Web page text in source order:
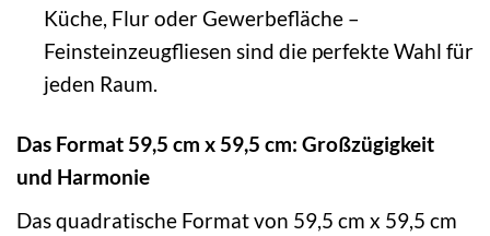
Küche, Flur oder Gewerbefläche –
Feinsteinzeugfliesen sind die perfekte Wahl für
jeden Raum.
Das Format 59,5 cm x 59,5 cm: Großzügigkeit
und Harmonie
Das quadratische Format von 59,5 cm x 59,5 cm